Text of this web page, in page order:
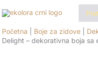
na
sadržaj
for:
Početna Boje za zidove
Delight – dekorativna boja sa